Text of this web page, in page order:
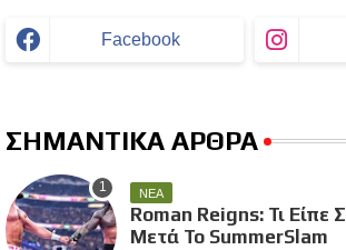
Facebook
ΣΗΜΑΝΤΙΚΑ ΑΡΘΡΑ
ΝΕΑ
Roman Reigns: Τι Είπε
Μετά Το SummerSlam